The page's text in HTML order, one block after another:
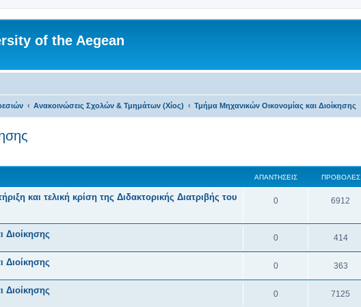
of the Aegean
Ανακοινώσεις Σχολών & Τμημάτων (Χίος) Τμήμα Μηχανικών Οικονομίας και Διοίκησης
ΑΠΑΝΤΉΣΕΙΣ ΠΡΟΒΟΛΈΣ
και τελική κρίση της Διδακτορικής Διατριβής του
0Α
α
ν
ή
6912
β
Διοίκησης 0Α
π
ν
414Π
ρ
β
Διοίκησης 0Α
π
363Π
ρ
Διοίκησης 0Α
7125